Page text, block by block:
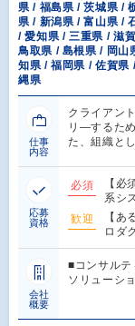
県 / 福島県 / 茨城県 /
県 / 新潟県 / 富山県 /
/ 愛知県 / 三重県 / 滋
鳥取県 / 島根県 / 岡山
知県 / 福岡県 / 佐賀県
縄県
仕事
内容
クライアン
リ―するた
た、組織と
応募
資格
必須
【
系シ
歓迎
【
ロダ
会社
概要
■コンサルテ
ソリューシ